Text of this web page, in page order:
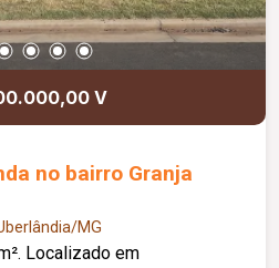
e pronto para
V
no bairro Granja
MG
em